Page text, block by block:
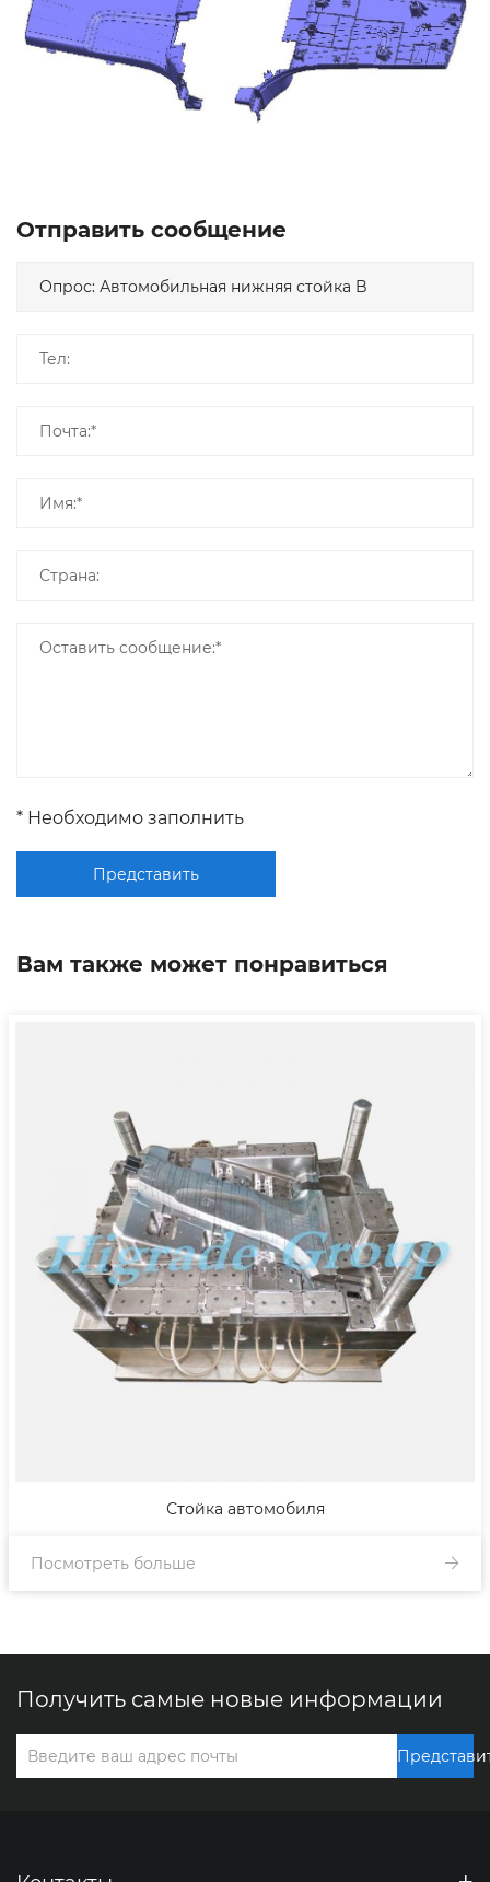
Отправить сообщение
* Необходимо заполнить
Представить
Вам также может понравиться
Стойка автомобиля
Посмотреть больше
Получить самые новые информации